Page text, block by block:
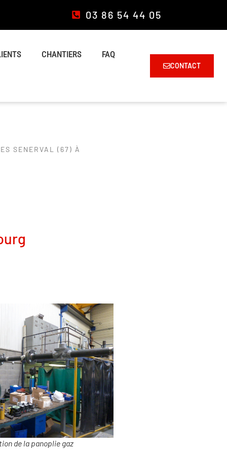
03 86 54 44 05
CHANTIERS FAQ
CONTACT
SENERVAL (67) À
de la panoplie gaz